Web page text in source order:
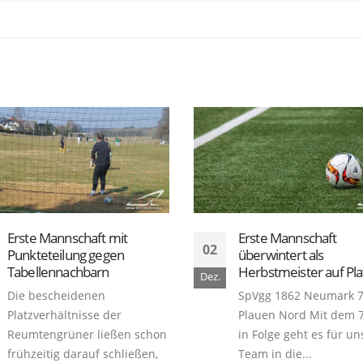
Erste Mannschaft
überwintert als
Herbstmeister auf Platz 1
SpVgg 1862 Neumark 7:0 VfB
Plauen Nord Mit dem 7. Sieg
in Folge geht es für unser
Team in die...
07
Dez.
Weihnachtsfeier 2017
Am letzten Samstag im
Rahmen unserer
nahmen wir die
war uns von "Hannes"
zu verabschieden.